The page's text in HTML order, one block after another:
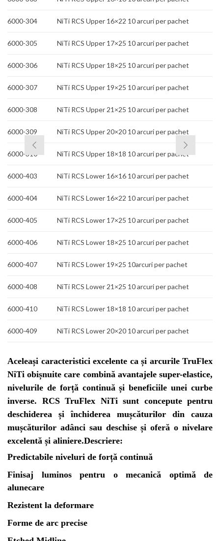
6000-304 NiTi RCS Upper 16×22 10arcuri per pachet
6000-305 NiTi RCS Upper 17×25 10arcuri per pachet
6000-306 NiTi RCS Upper 18×25 10arcuri per pachet
6000-307 NiTi RCS Upper 19×25 10arcuri per pachet
6000-308 NiTi RCS Upper 21×25 10arcuri per pachet
6000-309 NiTi RCS Upper 20×20 10arcuri per pachet
6000-310 NiTi RCS Upper 18×18 10arcuri per pachet
6000-403 NiTi RCS Lower 16×16 10arcuri per pachet
6000-404 NiTi RCS Lower 16×22 10arcuri per pachet
6000-405 NiTi RCS Lower 17×25 10arcuri per pachet
6000-406 NiTi RCS Lower 18×25 10arcuri per pachet
6000-407 NiTi RCS Lower 19×25 10arcuri per pachet
6000-408 NiTi RCS Lower 21×25 10arcuri per pachet
6000-410 NiTi RCS Lower 18×18 10arcuri per pachet
6000-409 NiTi RCS Lower 20×20 10arcuri per pachet
Aceleași caracteristici excelente ca și arcurileTruFlex
NiTi obișnuite care combină avantajele super-elastice,
nivelurile de forță continuă și beneficiile unei curbe
inverse. RCS TruFlex NiTi sunt concepute pentru
deschiderea și închiderea mușcăturilor din cauza
mușcăturilor adânci sau deschise și oferă o nivelare
excelentă și aliniere.Descriere:
Predictabile niveluri de forță continuă
Finisaj luminos pentru o mecanică optimă de
alunecare
Rezistent la deformare
Forme de arc precise